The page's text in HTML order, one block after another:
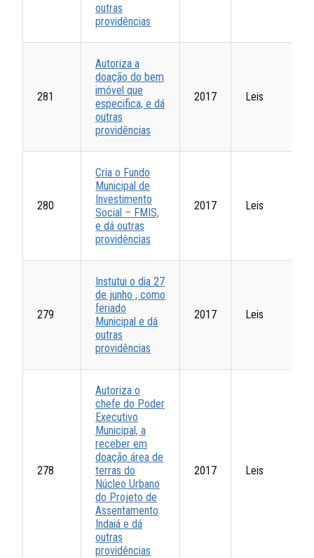
outras
providências
281
Autoriza a
doação do bem
imóvel que
especifica, e dá
outras
providências
2017 Leis
280
Cria o Fundo
Municipal de
Investimento
Social – FMIS,
e dá outras
providências
2017 Leis
279
Instutui o dia 27
de junho , como
feriado
Municipal e dá
outras
providências
2017 Leis
278
Autoriza o
chefe do Poder
Executivo
Municipal, a
receber em
doação área de
terras do
Núcleo Urbano
do Projeto de
Assentamento
Indaiá e dá
outras
providências
2017 Leis